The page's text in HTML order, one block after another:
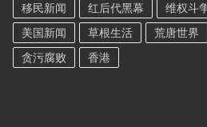
移民新闻
红后代黑幕 维权斗
美国新闻
草根生活 荒唐世界
贪污腐败
香港